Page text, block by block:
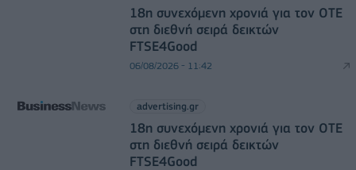
18η συνεχόμενη χρονιά για τον ΟΤΕ
στη διεθνή σειρά δεικτών
FTSE4Good
06/08/2026 - 11:42
advertising.gr
18η συνεχόμενη χρονιά για τον ΟΤΕ
στη διεθνή σειρά δεικτών
FTSE4Good